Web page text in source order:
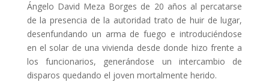
Ángelo David Meza Borges de 20 años al percatarse
de la presencia de la autoridad trato de huir de lugar,
desenfundando un arma de fuego e introduciéndose
en el solar de una vivienda desde donde hizo frente a
los funcionarios, generándose un intercambio de
disparos quedando el joven mortalmente herido.